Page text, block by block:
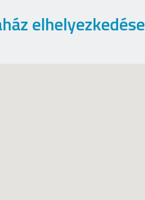
elhelyezkedése